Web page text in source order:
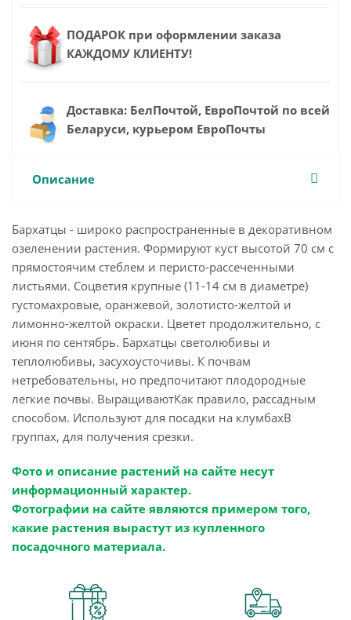
ПОДАРОК при оформлении заказа
КАЖДОМУ КЛИЕНТУ!
Доставка: БелПочтой, ЕвроПочтой по всей
Беларуси, курьером ЕвроПочты
Описание
Бархатцы - широко распространенные в декоративном
озеленении растения. Формируют куст высотой 70 см с
прямостоячим стеблем и перисто-рассеченными
листьями. Соцветия крупные (11-14 см в диаметре)
густомахровые, оранжевой, золотисто-желтой и
лимонно-желтой окраски. Цветет продолжительно, с
июня по сентябрь. Бархатцы светолюбивы и
теплолюбивы, засухоусточивы. К почвам
нетребовательны, но предпочитают плодородные
легкие почвы. ВыращиваютКак правило, рассадным
способом. Используют для посадки на клумбахВ
группах, для получения срезки.
Фото и описание растений на сайте несут
информационный характер.
Фотографии на сайте являются примером того,
какие растения вырастут из купленного
посадочного материала.